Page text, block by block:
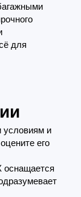
для
условиям и
его
оснащается